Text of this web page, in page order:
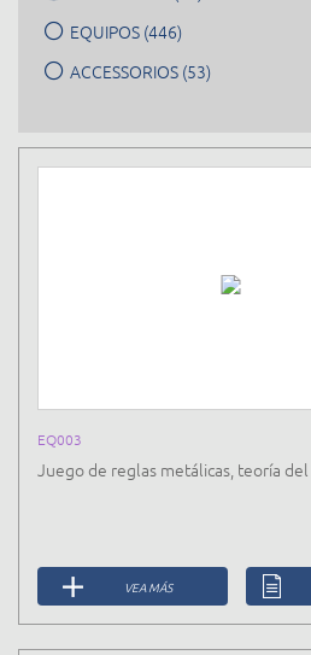
EQUIPOS (446)
ACCESSORIOS (53)
EQ003
Juego de reglas metálicas, teoría
VEA MÁS